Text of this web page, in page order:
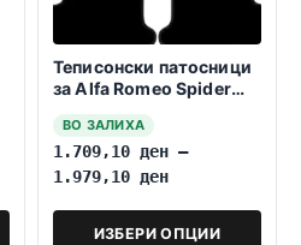
Теписонски патосници
за Alfa Romeo Spider
ВО ЗАЛИХА
1.709,10 ден –
1.979,10 ден
ИЗБЕРИ ОПЦИИ